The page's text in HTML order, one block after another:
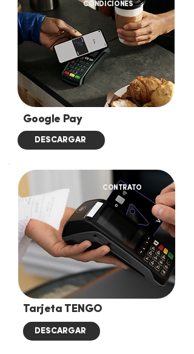
CONDICIONES
Google Pay
DESCARGAR
CONTRATO
Tarjeta TENGO
DESCARGAR